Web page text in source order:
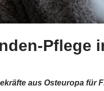
Pflege
aus Osteuropa für